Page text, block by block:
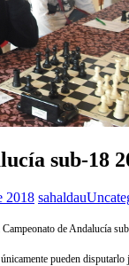
sub-18
2018 sahaldau
de Andalucía
pueden